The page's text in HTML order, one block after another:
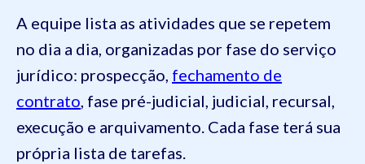
A equipe lista as atividades que se repetem
no dia a dia, organizadas por fase do serviço
jurídico: prospecção, fechamento de
contrato, fase pré-judicial, judicial, recursal,
execução e arquivamento. Cada fase terá sua
própria lista de tarefas.